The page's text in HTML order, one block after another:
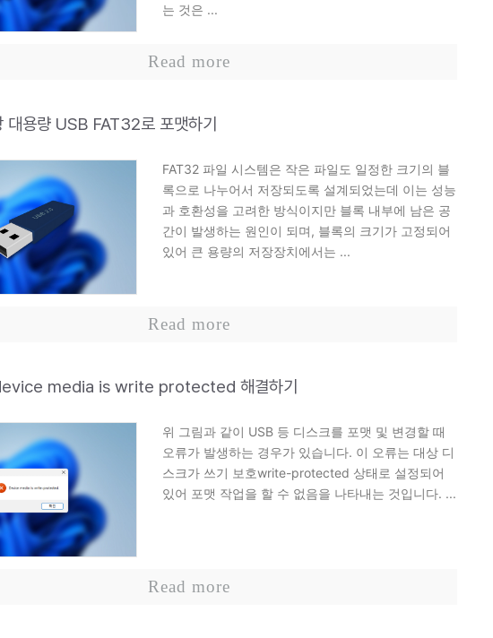
는 것은 ...
Read more
대용량 USB FAT32로 포맷하기
FAT32 파일 시스템은 작은 파일도 일정한 크기의 블
록으로 나누어서 저장되도록 설계되었는데 이는 성능
과 호환성을 고려한 방식이지만 블록 내부에 남은 공
간이 발생하는 원인이 되며, 블록의 크기가 고정되어
있어 큰 용량의 저장장치에서는 ...
Read more
media is write protected 해결하기
위 그림과 같이 USB 등 디스크를 포맷 및 변경할 때
오류가 발생하는 경우가 있습니다. 이 오류는 대상 디
스크가 쓰기 보호write-protected 상태로 설정되어
있어 포맷 작업을 할 수 없음을 나타내는 것입니다. ...
Read more